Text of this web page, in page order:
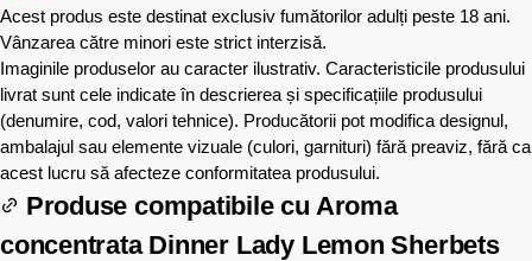
Acest produs este destinat exclusiv fumătorilor adulți peste 18 ani.
Vânzarea către minori este strict interzisă.
Imaginile produselor au caracter ilustrativ. Caracteristicile produsului
livrat sunt cele indicate în descrierea și specificațiile produsului
(denumire, cod, valori tehnice). Producătorii pot modifica designul,
ambalajul sau elemente vizuale (culori, garnituri) fără preaviz, fără ca
acest lucru să afecteze conformitatea produsului.
Produse compatibile cu Aroma
concentrata Dinner Lady Lemon Sherbets